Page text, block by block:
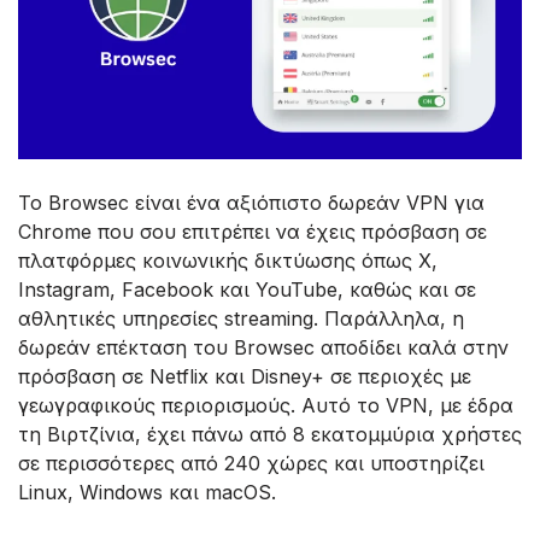
Το Browsec είναι ένα αξιόπιστο δωρεάν VPN για
Chrome που σου επιτρέπει να έχεις πρόσβαση σε
πλατφόρμες κοινωνικής δικτύωσης όπως X,
Instagram, Facebook και YouTube, καθώς και σε
αθλητικές υπηρεσίες streaming. Παράλληλα, η
δωρεάν επέκταση του Browsec αποδίδει καλά στην
πρόσβαση σε Netflix και Disney+ σε περιοχές με
γεωγραφικούς περιορισμούς. Αυτό το VPN, με έδρα
τη Βιρτζίνια, έχει πάνω από 8 εκατομμύρια χρήστες
σε περισσότερες από 240 χώρες και υποστηρίζει
Linux, Windows και macOS.